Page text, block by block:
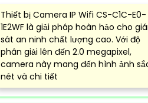
Thiết bị Camera IP Wifi CS-C1C-E0-
1E2WF là giải pháp hoàn hảo cho
sát an ninh chất lượng cao. Với độ
phân giải lên đến 2.0 megapixel,
camera này mang đến hình ảnh
nét và chi tiết